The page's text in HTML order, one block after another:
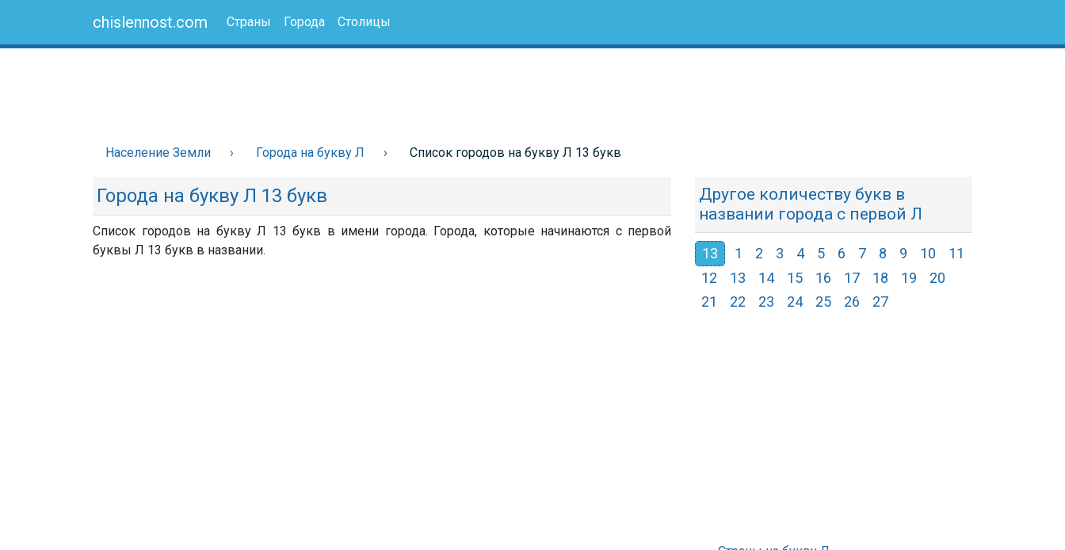
chislennost.com Страны Города Столицы
Население Земли Города на букву Л Список городов на букву Л 13 букв
Города на букву Л 13 букв
Список городов на букву Л 13 букв в имени города. Города, которые начинаются с первой
буквы Л 13 букв в названии.
Другое количеству букв в
названии города с первой Л
13 1 2 3 4 5 6 7 8 9 10
11
12
13 14 15 16 17 18 19
20
21
22 23 24 25 26 27